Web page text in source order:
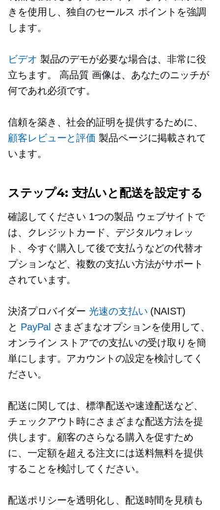
きを使用し、独自のセールス ポイントを強調
します。
ビデオ 製品のデモが必要な場合は、非常に役
立ちます。 高品質 画像は、あなたのニッチが
何であれ必須です。
信頼を築き、社会的証明を提供するために、
顧客レビューと評価 製品ページに掲載されて
います。
ステップ4: 支払いと配送を設定する
確認してください 1つの製品 ウェブサイトで
は、クレジットカード、デジタルウォレッ
ト、今すぐ購入して後で支払うなどの代替オ
プションなど、複数の支払い方法がサポート
されています。
決済プロバイダー光速の支払い (NAIST)
と PayPal さまざまなオプションを使用して、
オンライン ストアでの支払いの受け取りを簡
単にします。アカウントの設定を検討してく
ださい。
配送に関しては、標準配送や速達配送など、
チェックアウト時にさまざまな配送方法を提
供します。顧客のさらなる購入を促すため
に、一定額を超える注文には送料無料を提供
することを検討してください。
配送ポリシーを透明化し、配送時間を見積も